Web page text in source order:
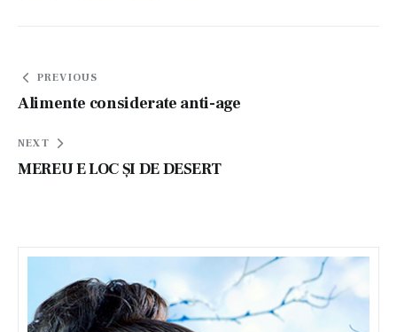
Navigare
în
articole
PREVIOUS
Alimente considerate anti-age
NEXT
MEREU E LOC ŞI DE DESERT